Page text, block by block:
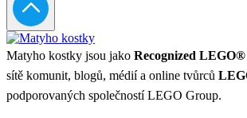
Matyho kostky jsou jako Recognized
sítě komunit, blogů, médií a online tvůrců
podporovaných společností LEGO Group.